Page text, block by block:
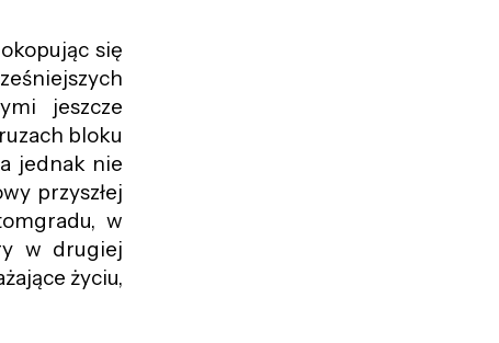
się
jeszcze
bloku
jednak nie
przyszłej
w
w drugiej
życiu,